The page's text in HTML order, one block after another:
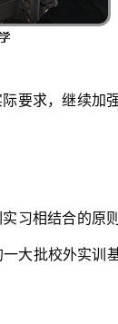
要求，继续加
习相结合的原
大批校外实训